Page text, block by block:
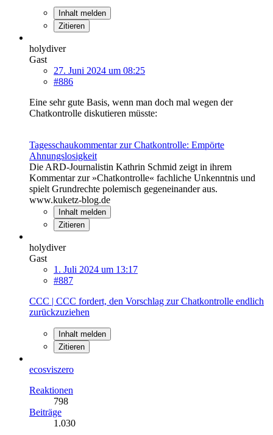
Inhalt melden
Zitieren
holydiver
Gast
27. Juni 2024 um 08:25
#886
Eine sehr gute Basis, wenn man doch mal wegen der
Chatkontrolle diskutieren müsste:
Tagesschaukommentar zur Chatkontrolle: Empörte
Ahnungslosigkeit
Die ARD-Journalistin Kathrin Schmid zeigt in ihrem
Kommentar zur »Chatkontrolle« fachliche Unkenntnis und
spielt Grundrechte polemisch gegeneinander aus.
www.kuketz-blog.de
Inhalt melden
Zitieren
holydiver
Gast
1. Juli 2024 um 13:17
#887
CCC | CCC fordert, den Vorschlag zur Chatkontrolle endlich
zurückzuziehen
Inhalt melden
Zitieren
ecosviszero
Reaktionen
798
Beiträge
1.030